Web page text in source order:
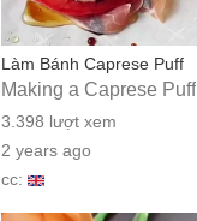
Làm Bánh Caprese Puff
Making a Caprese Puff
3.398 lượt xem
2 years ago
cc: